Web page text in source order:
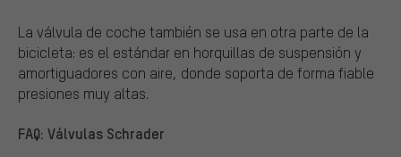
La válvula de coche también se usa en otra parte de la
bicicleta: es el estándar en horquillas de suspensión y
amortiguadores con aire, donde soporta de forma fiable
presiones muy altas.
FAQ: Válvulas Schrader